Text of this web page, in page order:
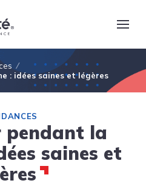
: idées saines et légères
pendant la
saines et